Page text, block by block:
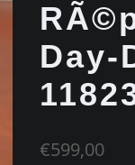
Day-
€599,00